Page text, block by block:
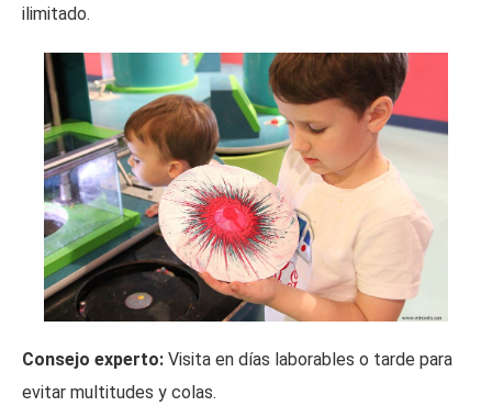
ilimitado.
Consejo experto: Visita en días laborables o tarde para
evitar multitudes y colas.